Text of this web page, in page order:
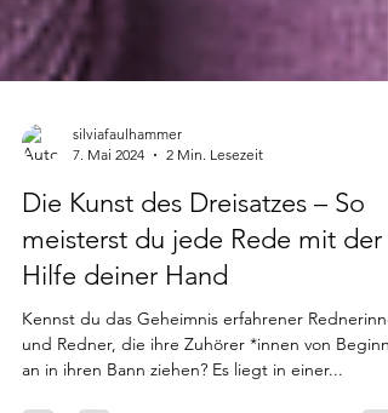
7. Mai 2024
2 Min. Lesezeit
Die Kunst des Dreisatzes – So
meisterst du jede Rede mit der
Hilfe deiner Hand
Kennst du das Geheimnis erfahrener
und Redner, die ihre Zuhörer *innen von Beginn
an in ihren Bann ziehen? Es liegt in einer...